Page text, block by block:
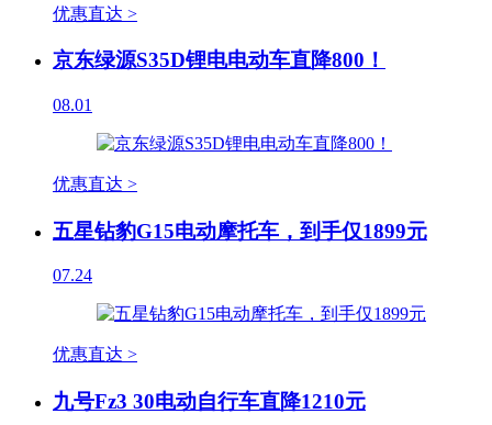
优惠直达 >
京东绿源S35D锂电电动车直降800！
08.01
优惠直达 >
五星钻豹G15电动摩托车，到手仅1899元
07.24
优惠直达 >
九号Fz3 30电动自行车直降1210元